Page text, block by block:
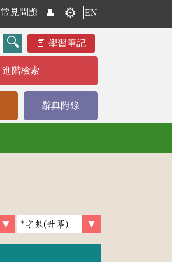
常見問題 👤 ⚙️ EN
學習筆記
進階檢索
辭典附錄